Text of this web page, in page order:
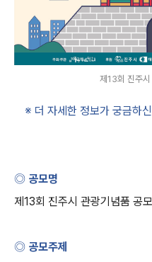
제13회 진주
※ 더 자세한 정보가 궁금하
◎ 공모명
제 13회 진주시 관광기념품 공
◎ 공모주제